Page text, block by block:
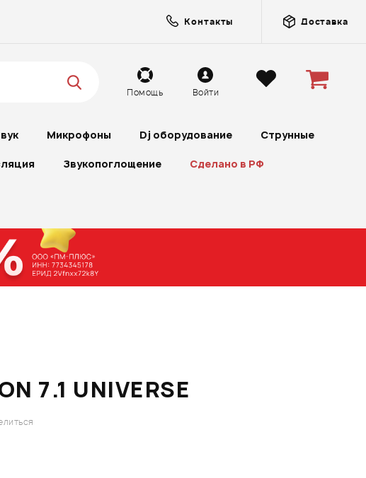
Контакты Доставка
Помощь Войти
Микрофоны Dj оборудование Струнные
Звукопоглощение Сделано в РФ
7.1 UNIVERSE